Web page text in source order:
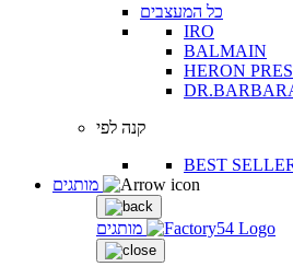
כל המעצבים
IRO
BALMAIN
HERON
קנה לפי
BEST
מותגים